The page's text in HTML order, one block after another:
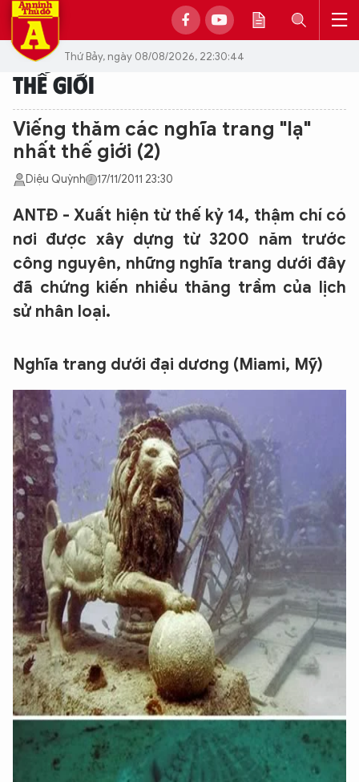
Thứ Bảy, ngày 08/08/2026, 22:30:44
THẾ GIỚI
Viếng thăm các nghĩa trang "lạ"
nhất thế giới (2)
Diệu Quỳnh 17/11/2011 23:30
ANTĐ - Xuất hiện từ thế kỷ 14, thậm chí có
nơi được xây dựng từ 3200 năm trước
công nguyên, những nghĩa trang dưới đây
đã chứng kiến nhiều thăng trầm của lịch
sử nhân loại.
Nghĩa trang dưới đại dương (Miami, Mỹ)